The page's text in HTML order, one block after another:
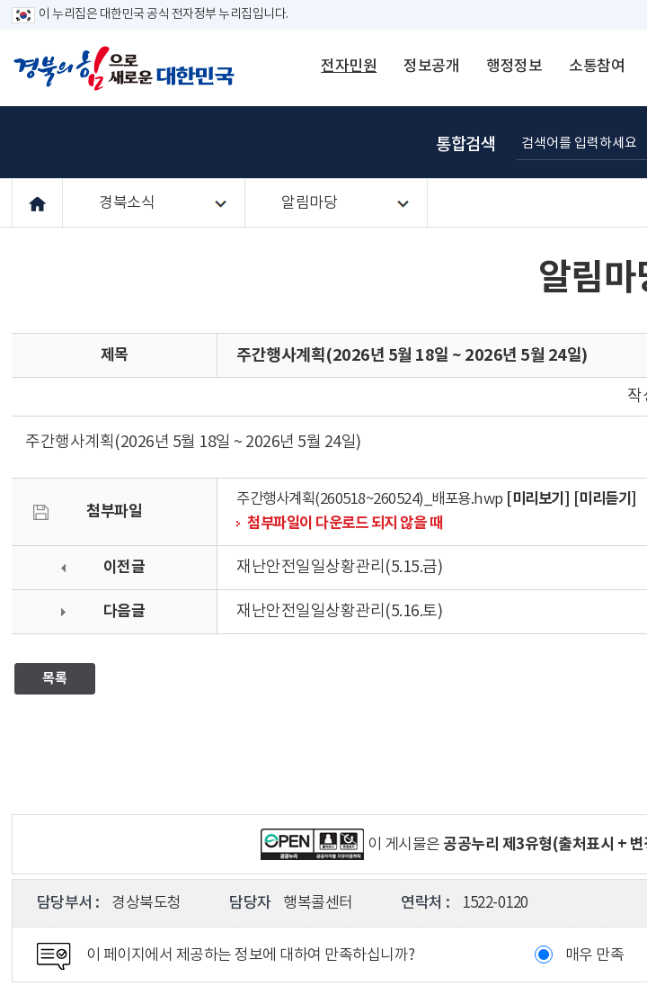
이 누리집은 대한민국 공식 전자정부 누리집입니다.
전자민원 정보공개 행정정보 소통참여
통합검색
경북소식 알림마당
알림마
제목 주간행사계획(2026년 5월 18일 ~ 2026년 5월 24일)
작
주간행사계획(2026년 5월 18일 ~ 2026년 5월 24일)
첨부파일
주간행사계획(260518~260524)_배포용.hwp [미리보기]
[미리듣기]
첨부파일이 다운로드 되지 않을 때
이전글 재난안전일일상황관리(5.15.금)
다음글 재난안전일일상황관리(5.16.토)
목록
이 게시물은 공공누리 제3유형(출처표시 +
담당부서 : 경상북도청 담당자 행복콜센터 연락처 : 1522-0120
이 페이지에서 제공하는 정보에 대하여 만족하십니까? 매우 만족